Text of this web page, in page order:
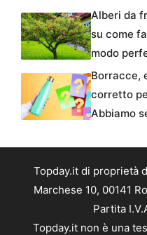
Alberi da
su come
modo
Borracce,
corretto
Abbiamo
Topday.it di proprietà
Marchese 10, 00141
Partita
Topday.it non è una